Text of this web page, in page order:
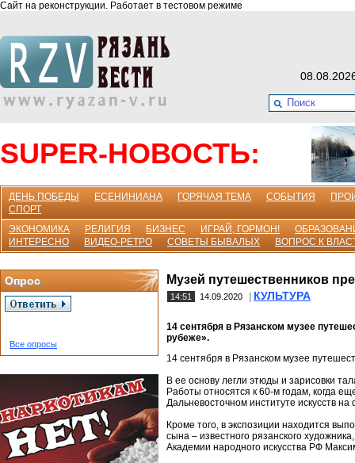
Сайт на реконструкции. Работает в тестовом режиме
SUPER-НОВОСТЬ:
ДЕНЬ ПОБЕДЫ ЕСЕНИНИАНА ГОРЯЧАЯ ТЕМА СОБЫТИЯ
СПОРТ
ЭКОНОМИКА
РЕЛИГИЯ БИЗНЕС ИГРАЙ, ГОРМОН!
ИНТЕРЕСНО
ВИДЕО-РЕТРО СОВЕТЫ БЫВАЛЫХ ВОПРОС К
Опрос
Все опросы
Музей путешественников
14:51 14.09.2020 КУЛЬТУРА
14 сентября в Рязанском музее
рубеже».
14 сентября в Рязанском музее
В ее основу легли этюды и зарисовки
Работы относятся к 60-м годам, когда
Дальневосточном институте искусств
Кроме того, в экспозиции находится
сына – известного рязанского
Академии народного искусства РФ